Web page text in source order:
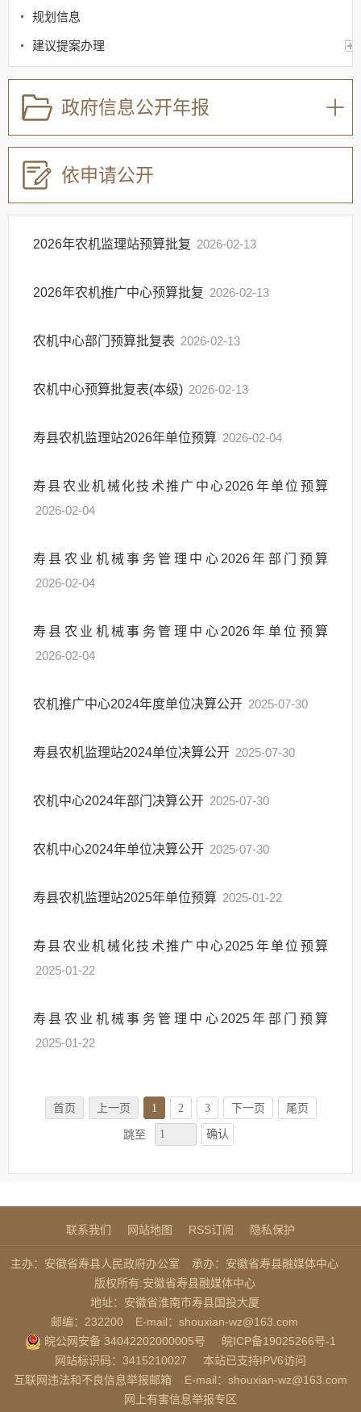
规划信息
建议提案办理
应急管理
回应关切
监督保障
其他法定信息
政府信息公开年报
依申请公开
2026年农机监理站预算批复 2026-02-13
2026年农机推广中心预算批复 2026-02-13
农机中心部门预算批复表 2026-02-13
农机中心预算批复表(本级) 2026-02-13
寿县农机监理站2026年单位预算 2026-02-04
寿县农业机械化技术推广中心2026年单位预算
2026-02-04
寿县农业机械事务管理中心2026年部门预算
2026-02-04
寿县农业机械事务管理中心2026年单位预算
2026-02-04
农机推广中心2024年度单位决算公开 2025-07-30
寿县农机监理站2024单位决算公开 2025-07-30
农机中心2024年部门决算公开 2025-07-30
农机中心2024年单位决算公开 2025-07-30
寿县农机监理站2025年单位预算 2025-01-22
寿县农业机械化技术推广中心2025年单位预算
2025-01-22
寿县农业机械事务管理中心2025年部门预算
2025-01-22
首页 上一页 1 2 3 下一页 尾页
跳至 确认
联系我们 网站地图 RSS订阅 隐私保护
主办：安徽省寿县人民政府办公室
承办：安徽省寿县融媒体中心
版权所有:安徽省寿县融媒体中心
地址：安徽省淮南市寿县国投大厦
邮编：232200
E-mail：shouxian-wz@163.com
皖公网安备 34042202000005号
皖ICP备19025266号-1
网站标识码：3415210027
本站已支持IPV6访问
互联网违法和不良信息举报邮箱
E-mail：shouxian-wz@163.com
网上有害信息举报专区